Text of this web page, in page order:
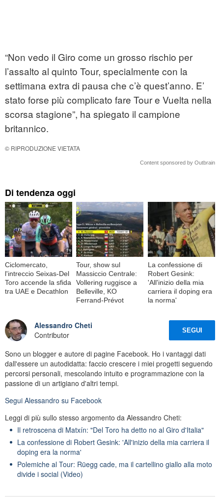
“Non vedo il Giro come un grosso rischio per
l’assalto al quinto Tour, specialmente con la
settimana extra di pausa che c’è quest’anno. E’
stato forse più complicato fare Tour e Vuelta nella
scorsa stagione”, ha spiegato il campione
britannico.
© RIPRODUZIONE VIETATA
Content sponsored by Outbrain
Di tendenza oggi
Ciclomercato,
l'intreccio Seixas-Del
Toro accende la sfida
tra UAE e Decathlon
Tour, show sul
Massiccio Centrale:
Vollering ruggisce a
Belleville, KO
Ferrand-Prévot
La confessione di
Robert Gesink:
'All'inizio della mia
carriera il doping era
la norma'
Alessandro Cheti
Contributor
SEGUI
Sono un blogger e autore di pagine Facebook. Ho i vantaggi dati
dall'essere un autodidatta: faccio crescere i miei progetti seguendo
percorsi personali, mescolando intuito e programmazione con la
passione di un artigiano d'altri tempi.
Segui Alessandro su Facebook
Leggi di più sullo stesso argomento da Alessandro Cheti:
Il retroscena di Matxín: "Del Toro ha detto no al Giro d'Italia"
La confessione di Robert Gesink: 'All'inizio della mia carriera il
doping era la norma'
Polemiche al Tour: Rüegg cade, ma il cartellino giallo alla moto
divide i social (Video)